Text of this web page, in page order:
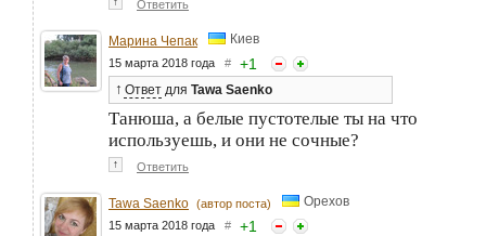
Ответить
Марина Чепак Киев
15 марта 2018 года # +1
↑ Ответ для Tawa Saenko
Танюша, а белые пустотелые ты на что
используешь, и они не сочные?
↑ Ответить
Tawa Saenko (автор поста) Орехов
15 марта 2018 года # +1